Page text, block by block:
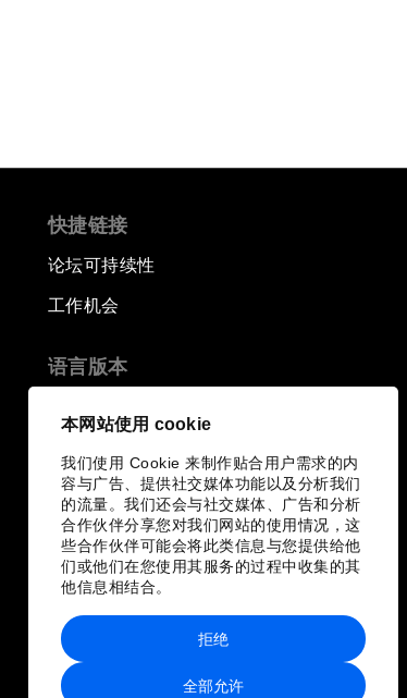
本网站使用 cookie
我们使用 Cookie 来制作贴合用户需求的内
容与广告、提供社交媒体功能以及分析我们
的流量。我们还会与社交媒体、广告和分析
合作伙伴分享您对我们网站的使用情况，这
些合作伙伴可能会将此类信息与您提供给他
们或他们在您使用其服务的过程中收集的其
他信息相结合。
全部允许
拒绝
快捷链接
论坛可持续性
工作机会
语言版本